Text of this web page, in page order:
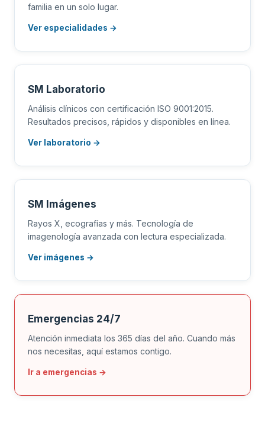
familia en un solo lugar.
Ver especialidades →
SM Laboratorio
Análisis clínicos con certificación ISO 9001:2015.
Resultados precisos, rápidos y disponibles en línea.
Ver laboratorio →
SM Imágenes
Rayos X, ecografías y más. Tecnología de
imagenología avanzada con lectura especializada.
Ver imágenes →
Emergencias 24/7
Atención inmediata los 365 días del año. Cuando más
nos necesitas, aquí estamos contigo.
Ir a emergencias →